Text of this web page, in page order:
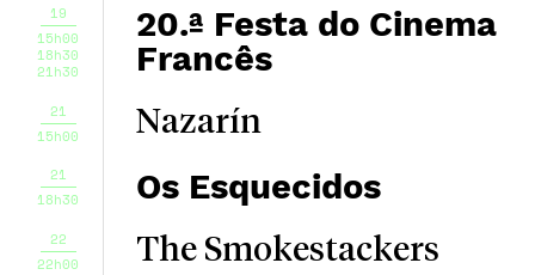
19
15h00
18h30
21h30
20.ª Festa do Cinema
Francês
21
15h00
Nazarín
21
18h30
Os Esquecidos
22
22h00
The Smokestackers